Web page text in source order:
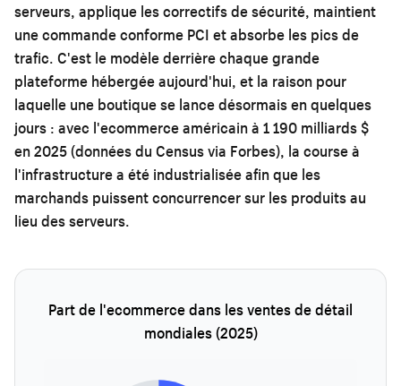
serveurs, applique les correctifs de sécurité, maintient
une commande conforme PCI et absorbe les pics de
trafic. C'est le modèle derrière chaque grande
plateforme hébergée aujourd'hui, et la raison pour
laquelle une boutique se lance désormais en quelques
jours : avec l'ecommerce américain à 1 190 milliards $
en 2025 (données du Census via Forbes), la course à
l'infrastructure a été industrialisée afin que les
marchands puissent concurrencer sur les produits au
lieu des serveurs.
Part de l'ecommerce dans les ventes de détail
mondiales (2025)